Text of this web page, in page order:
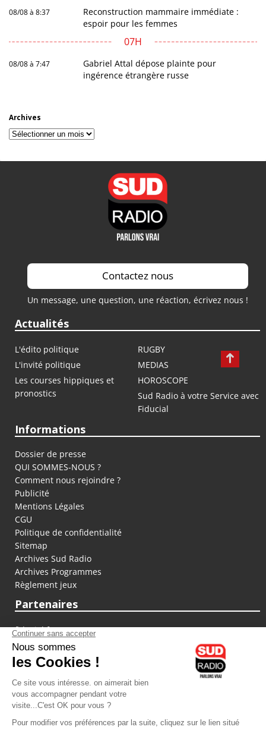
08/08 à 8:37
Reconstruction mammaire immédiate :
espoir pour les femmes
07H
08/08 à 7:47
Gabriel Attal dépose plainte pour
ingérence étrangère russe
Archives
Archives
Contactez nous
Un message, une question, une réaction, écrivez nous !
Actualités
L'édito politique
RUGBY
L'invité politique
MEDIAS
Les courses hippiques et
pronostics
HOROSCOPE
Sud Radio à votre Service avec
Fiducial
Informations
Dossier de presse
QUI SOMMES-NOUS ?
Comment nous rejoindre ?
Publicité
Mentions Légales
CGU
Politique de confidentialité
Sitemap
Archives Sud Radio
Archives Programmes
Règlement jeux
Partenaires
fiducial.fr
lyoncapitale.fr
olympique-et-lyonnais.com
L'application Iphone / Android
Téléchargez l'application